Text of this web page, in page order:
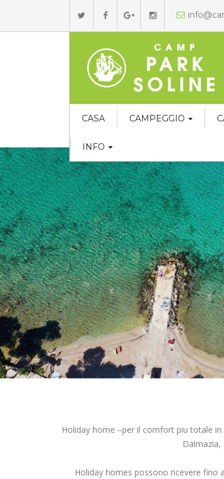
CASA CAMPEGGIO
INFO
Holiday home –per il comfort piu totale
Holiday homes possono ricevere fino